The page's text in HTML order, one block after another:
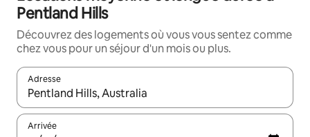
Pentland Hills
Découvrez des logements où vous vous sentez comme
chez vous pour un séjour d'un mois ou plus.
Adresse
Lorsque les résultats s'affichent, utilisez les flèches vers le
Arrivée